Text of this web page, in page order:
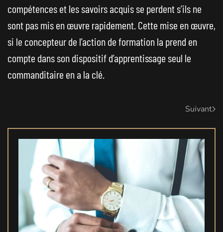
compétences et les savoirs acquis se perdent s’ils ne
sont pas mis en œuvre rapidement. Cette mise en œuvre,
si le concepteur de l’action de formation la prend en
compte dans son dispositif d’apprentissage seul le
commanditaire en a la clé.
Suivant